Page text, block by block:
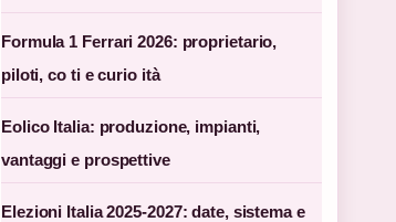
Formula 1 Ferrari 2026: proprietario,
piloti, co ti e curio ità
Eolico Italia: produzione, impianti,
vantaggi e prospettive
Elezioni Italia 2025-2027: date, sistema e